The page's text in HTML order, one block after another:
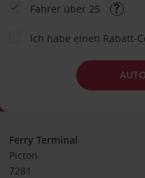
Fahrer über 25
Ich habe einen Rabatt-
Ferry Terminal
Picton
7281